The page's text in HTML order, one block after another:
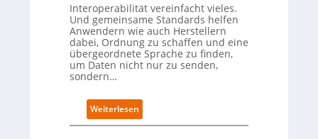
Interoperabilität vereinfacht vieles.
Und gemeinsame Standards helfen
Anwendern wie auch Herstellern
dabei, Ordnung zu schaffen und eine
übergeordnete Sprache zu finden,
um Daten nicht nur zu senden,
sondern…
Weiterlesen
„